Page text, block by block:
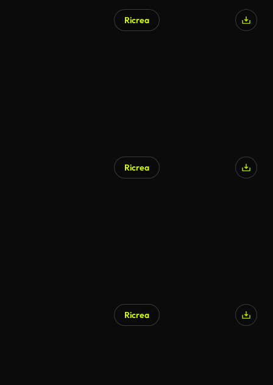
Ricrea
Ricrea
Ricrea